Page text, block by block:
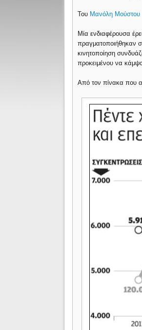
Του Μανόλη Μούστου
Μία ενδιαφέρουσα
πραγματοποιήθηκαν
κινητοποίηση
προκειμένου να
Από τον πίνακα που